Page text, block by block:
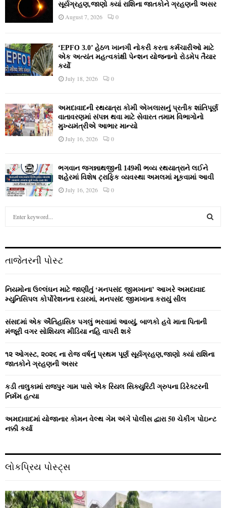
સૂર્યગ્રહણ,જાણો ક્યાં રાશિના જાતકોને ગ્રહણની અસર
August 7, 2026 0
‘EPFO 3.0’ હેઠળ ખાનગી નોકરી કરતા કર્મચારીઓ માટે
એક અત્યંત મહત્વકાંક્ષી પેન્શન યોજનાનો રોડમેપ તૈયાર
કર્યો
July 18, 2026 0
અમદાવાદની રથયાત્રા કોમી એખલાસનું પ્રતીક શાંતિપૂર્ણ
વાતાવરણમાં સંપન્ન થવા માટે સેવારત તમામ વિભાગોનો
મુખ્યમંત્રીએ આભાર માન્યો
July 16, 2026 0
ભગવાન જગન્નાથજીની 149મી ભવ્ય રથયાત્રાને લઈને
શહેરમાં વિશેષ ટ્રાફિક વ્યવસ્થા અમલમાં મૂકવામાં આવી
July 16, 2026 0
h
o
r
તાજેતરની પોસ્ટ
નિયમોના ઉલ્લંઘન માટે જાણીતું ‘મનપસંદ જીમખાના’ આખરે અમદાવાદ
મ્યુનિસિપલ કોર્પોરેશનના રડારમાં, મનપસંદ જીમખાના કરાયું સીલ
સંસદમાં એક ઐતિહાસિક પગલું ભરવામાં આવ્યું, બાળકો હવે માતા પિતાની
મંજૂરી વગર સોશિયલ મીડિયા નહિ વાપરી શકે
૧૨ ઓગસ્ટ, ૨૦૨૬ ના રોજ વર્ષનું પ્રથમ પૂર્ણ સૂર્યગ્રહણ,જાણો ક્યાં રાશિના
જાતકોને ગ્રહણની અસર
કડી તાલુકામાં રાજપુર ગામ પાસે એક રિયલ સિક્યુરિટી ગ્રુપના ડિરેક્ટરની
નિર્મમ હત્યા
અમદાવાદમાં યોજાનાર કોમન વેલ્‍થ ગેમ અંગે પોલીસ દ્વારા 50 ચેકીંગ પોઇન્‍ટ
નક્કી કર્યા
લોકપ્રિય પોસ્ટ્સ